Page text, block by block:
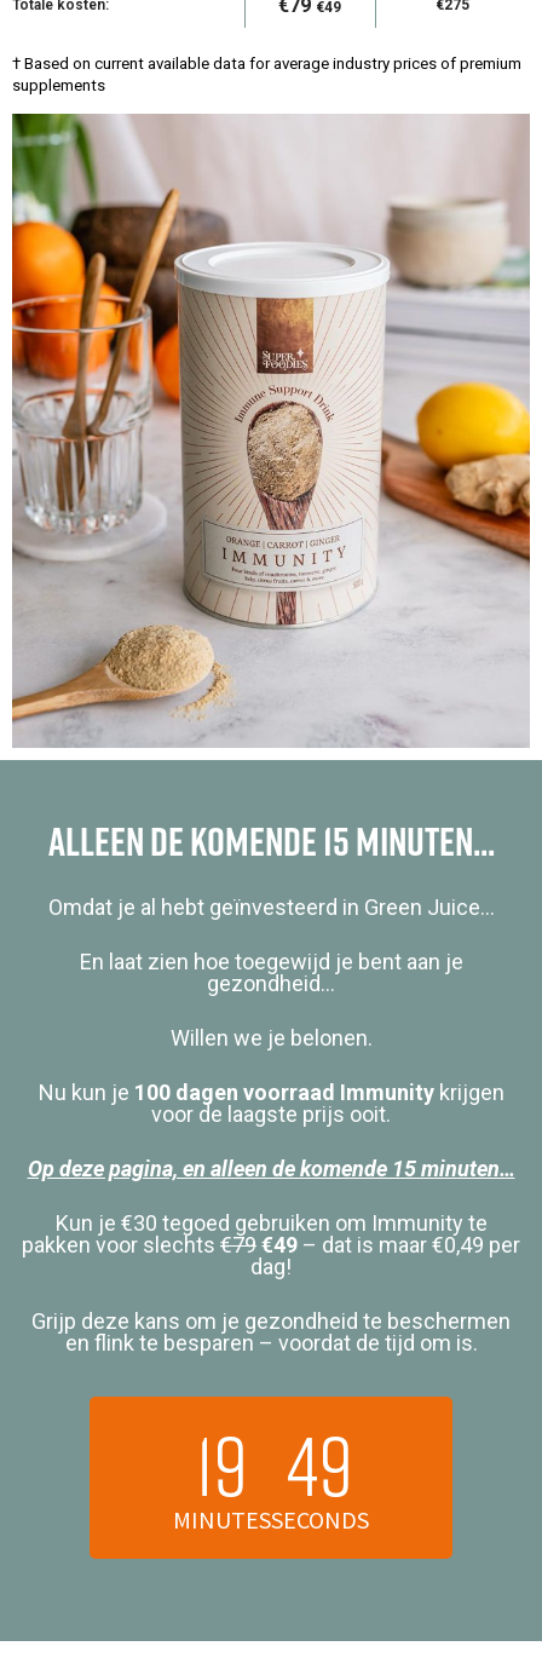
Totale kosten: €79 €49 €275
† Based on current available data for average industry prices of premium
supplements
Alleen de komende 15 minuten...
Omdat je al hebt geïnvesteerd in Green Juice…
En laat zien hoe toegewijd je bent aan je
gezondheid…
Willen we je belonen.
Nu kun je 100 dagen voorraad Immunitykrijgen
voor de laagste prijs ooit.
Op deze pagina, en alleen de komende 15 minuten…
Kun je €30 tegoed gebruiken om Immunity te
pakken voor slechts €79€49 – dat is maar €0,49 per
dag!
Grijp deze kans om je gezondheid te beschermen
en flink te besparen – voordat de tijd om is.
19
MINUTES
48
SECONDS